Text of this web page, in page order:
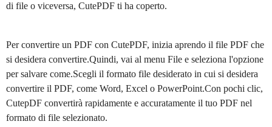
di file o viceversa, CutePDF ti ha coperto.
Per convertire un PDF con CutePDF, inizia aprendo il file PDF che
si desidera convertire.Quindi, vai al menu File e seleziona l'opzione
per salvare come.Scegli il formato file desiderato in cui si desidera
convertire il PDF, come Word, Excel o PowerPoint.Con pochi clic,
CutepDF convertirà rapidamente e accuratamente il tuo PDF nel
formato di file selezionato.